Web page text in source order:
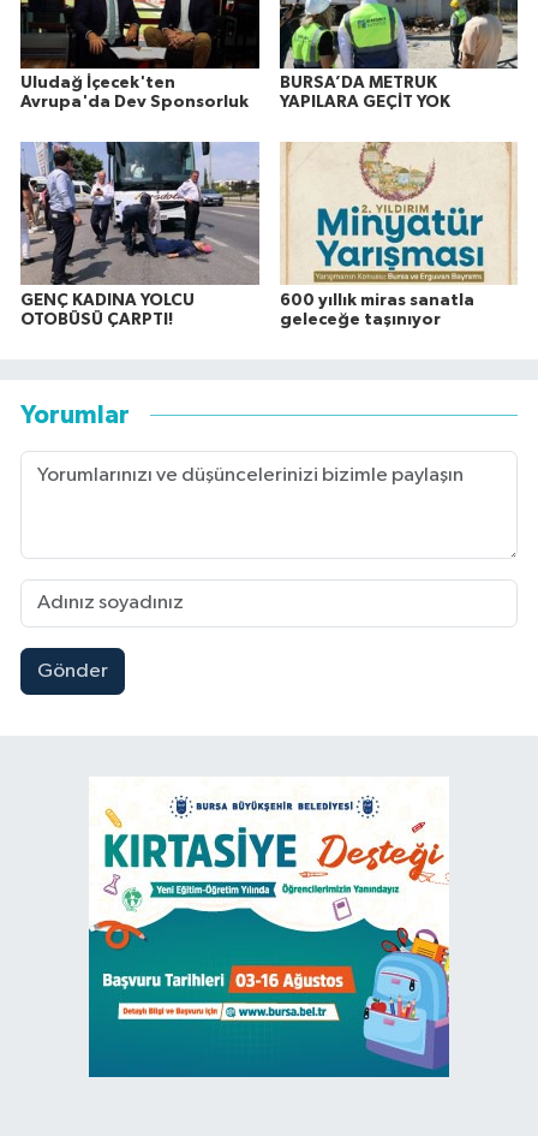
Uludağ İçecek'ten
Avrupa'da Dev Sponsorluk
BURSA’DA METRUK
YAPILARA GEÇİT YOK
GENÇ KADINA YOLCU
OTOBÜSÜ ÇARPTI!
600 yıllık miras sanatla
geleceğe taşınıyor
Yorumlar
Gönder